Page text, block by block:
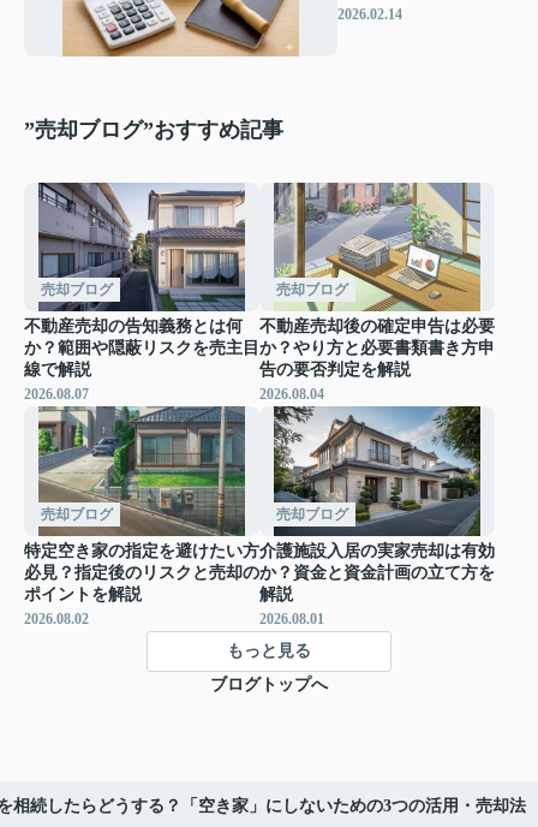
の3,000万円特別控除」
2026.02.14
”売却ブログ”おすすめ記事
売却ブログ
不動産売却の告知義務とは何
か？範囲や隠蔽リスクを売主目
線で解説
2026.08.07
売却ブログ
不動産売却後の確定申告は必要
か？やり方と必要書類書き方申
告の要否判定を解説
2026.08.04
売却ブログ
特定空き家の指定を避けたい方
必見？指定後のリスクと売却の
ポイントを解説
2026.08.02
売却ブログ
介護施設入居の実家売却は有効
か？資金と資金計画の立て方を
解説
2026.08.01
もっと見る
ブログトップへ
相続したらどうする？「空き家」にしないための3つの活用・売却法